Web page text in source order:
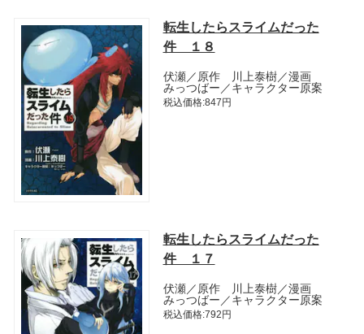
転生したらスライムだった
件 １８
伏瀬／原作 川上泰樹／漫画
みっつばー／キャラクター原案
税込価格:847円
転生したらスライムだった
件 １７
伏瀬／原作 川上泰樹／漫画
みっつばー／キャラクター原案
税込価格:792円